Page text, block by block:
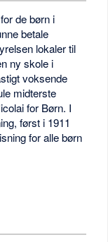
de børn i
betale
lokaler til
ny skole i
voksende
midterste
for Børn. I
først i 1911
for alle børn